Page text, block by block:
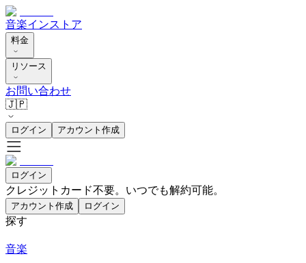
音楽インストア
料金
リソース
お問い合わせ
🇯🇵
ログイン アカウント作成
ログイン
クレジットカード不要。いつでも解約可能。
アカウント作成 ログイン
探す
音楽